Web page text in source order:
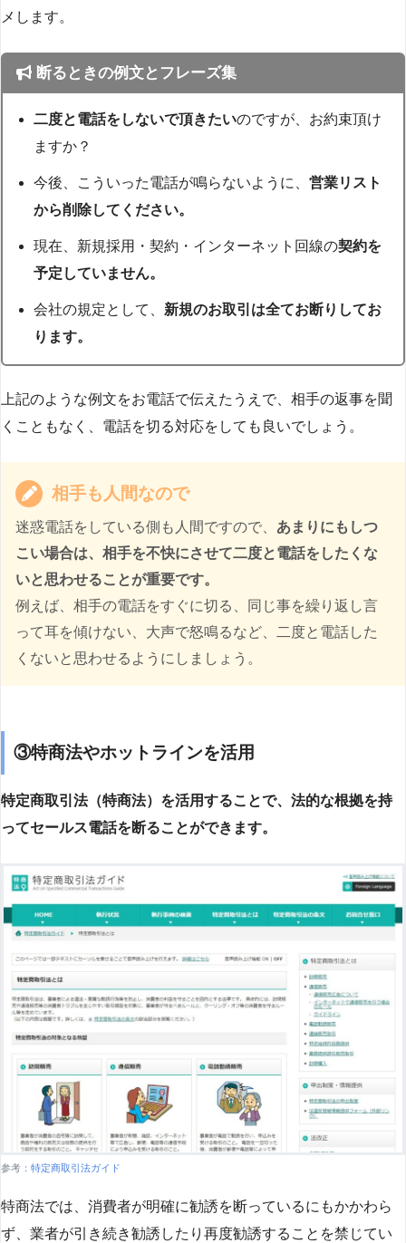
メします。
断るときの例文とフレーズ集
二度と電話をしないで頂きたいのですが、お約束頂け
ますか？
今後、こういった電話が鳴らないように、営業リスト
から削除してください。
現在、新規採用・契約・インターネット回線の契約を
予定していません。
会社の規定として、 新規のお取引は全てお断りしてお
ります。
上記のような例文をお電話で伝えたうえで、相手の返事を聞
くこともなく、電話を切る対応をしても良いでしょう。
相手も人間なので
迷惑電話をしている側も人間ですので、 あまりにもしつ
こい場合は、相手を不快にさせて二度と電話をしたくな
いと思わせることが重要です。
例えば、相手の電話をすぐに切る、同じ事を繰り返し言
って耳を傾けない、大声で怒鳴るなど、二度と電話した
くないと思わせるようにしましょう。
③特商法やホットラインを活用
特定商取引法（特商法）を活用することで、法的な根拠を持
ってセールス電話を断ることができます。
参考： 特定商取引法ガイド
特商法では、消費者が明確に勧誘を断っているにもかかわら
ず、業者が引き続き勧誘したり再度勧誘することを禁じてい